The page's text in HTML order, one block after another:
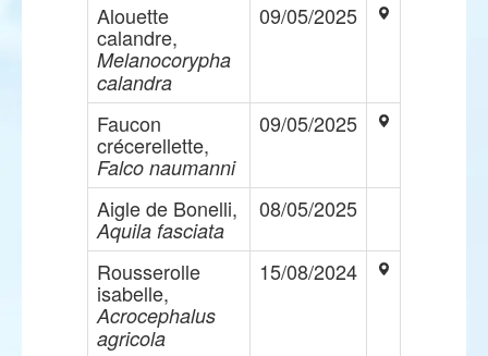
Alouette
calandre,
Melanocorypha
calandra
09/05/2025
Faucon
crécerellette,
Falco naumanni
09/05/2025
Aigle de Bonelli,
Aquila fasciata
08/05/2025
Rousserolle
isabelle,
Acrocephalus
agricola
15/08/2024